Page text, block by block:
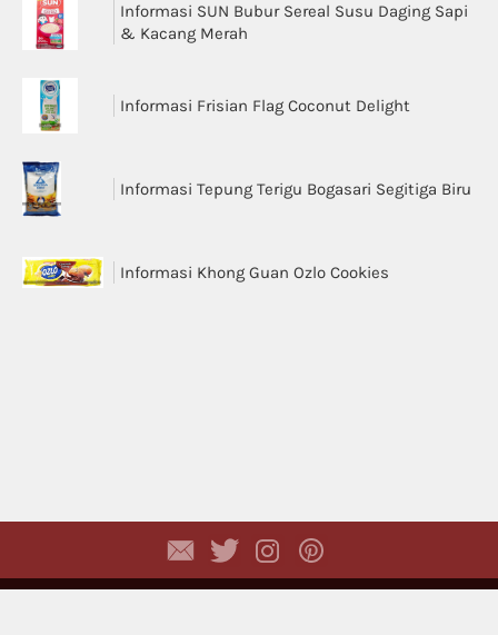
Informasi SUN Bubur Sereal Susu Daging Sapi
& Kacang Merah
Informasi Frisian Flag Coconut Delight
Informasi Tepung Terigu Bogasari Segitiga Biru
Informasi Khong Guan Ozlo Cookies